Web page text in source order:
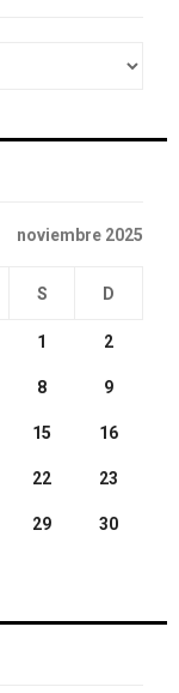
noviembre 2025
S D
1 2
8 9
15 16
22 23
29
30